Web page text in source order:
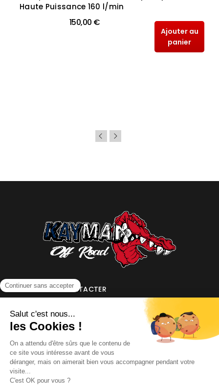
Haute Puissance 160 l/min
150,00 €
Ajouter au
panier
NOUS CONTACTER
INFORMATIONS
NOS PARTENAIRES
HORAIRES D'OUVERTURE